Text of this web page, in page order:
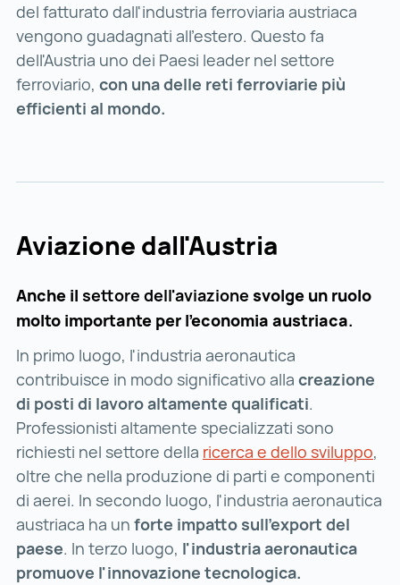
del fatturato dall'industria ferroviaria austriaca
vengono guadagnati all'estero. Questo fa
dell'Austria uno dei Paesi leader nel settore
ferroviario, con una delle reti ferroviarie più
efficienti al mondo.
Aviazione dall'Austria
Anche il settore dell'aviazione svolge un ruolo
molto importante per l’economia austriaca.
In primo luogo, l'industria aeronautica
contribuisce in modo significativo alla creazione
di posti di lavoro altamente qualificati.
Professionisti altamente specializzati sono
richiesti nel settore della ricerca e dello sviluppo,
oltre che nella produzione di parti e componenti
di aerei. In secondo luogo, l'industria aeronautica
austriaca ha un forte impatto sull'export del
paese. In terzo luogo, l'industria aeronautica
promuove l'innovazione tecnologica.